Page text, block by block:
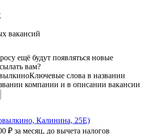
вакансий
ещё будут появляться новые
вам?
Ключевые слова в названии
компании и в описании вакансии
Калинина, 25Е)
₽ за месяц, до вычета налогов